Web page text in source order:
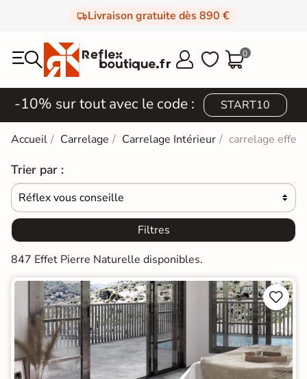
Livraison gratuite dès 890 €
  0
-10% sur tout avec le code : START10
Accueil Carrelage Carrelage Intérieur carrelage effet
Trier par :
Réflex vous conseille 
Filtres
847 Effet Pierre Naturelle disponibles.

